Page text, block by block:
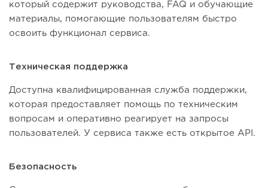
который содержит руководства, FAQ и обучающие
материалы, помогающие пользователям быстро
освоить функционал сервиса.
Техническая поддержка
Доступна квалифицированная служба поддержки,
которая предоставляет помощь по техническим
вопросам и оперативно реагирует на запросы
пользователей. У сервиса также есть открытое API.
Безопасность